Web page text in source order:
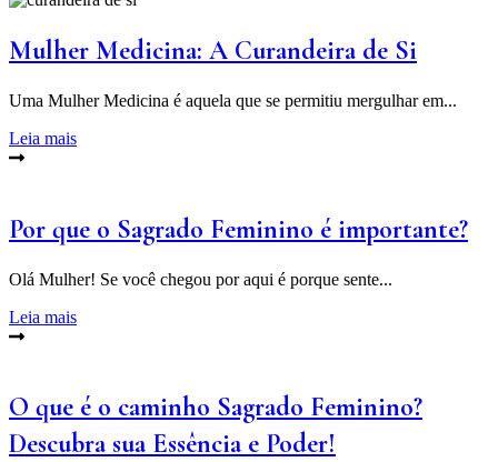
Mulher Medicina: A Curandeira de Si
Uma Mulher Medicina é aquela que se permitiu mergulhar em...
Leia mais
Por que o Sagrado Feminino é importante?
Olá Mulher! Se você chegou por aqui é porque sente...
Leia mais
O que é o caminho Sagrado Feminino?
Descubra sua Essência e Poder!